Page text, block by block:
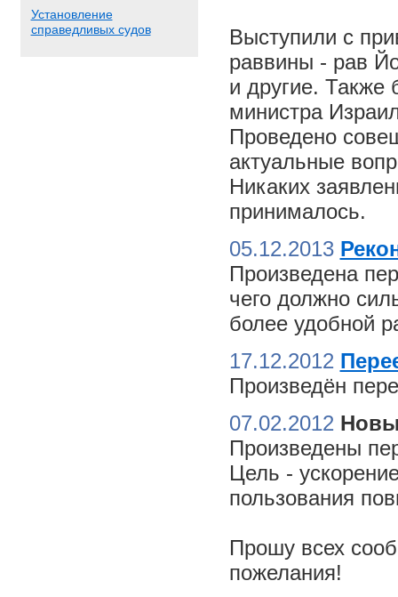
Установление
справедливых судов
Выступили с
раввины - рав
и другие. Также
министра
Проведено
актуальные
Никаких
принималось.
05.12.2013
Произведена
чего должно
более удобной
17.12.2012
Произведён
07.02.2012
Произведены
Цель -
пользования
Прошу всех
пожелания!